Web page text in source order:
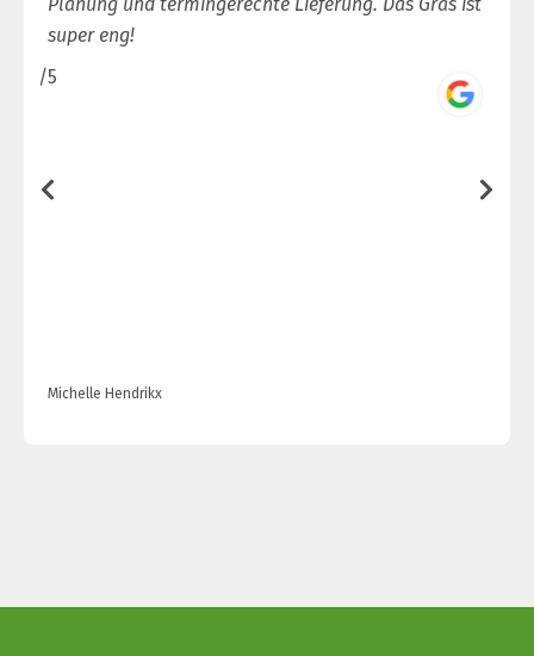
super eng!
/5
Michelle Hendrikx